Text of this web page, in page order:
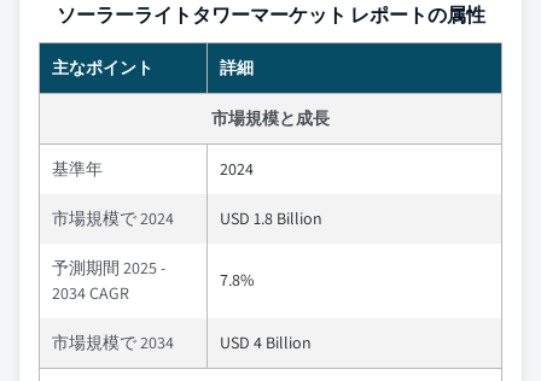
ソーラーライトタワーマーケット レポートの属性
主なポイント 詳細
市場規模と成長
基準年 2024
市場規模で 2024 USD 1.8 Billion
予測期間 2025 -
2034 CAGR
7.8%
市場規模で 2034 USD 4 Billion